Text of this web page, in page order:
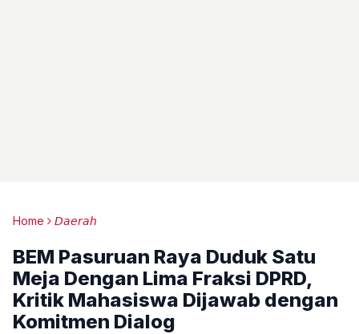
Home 𝘋𝘢𝘦𝘳𝘢𝘩
BEM Pasuruan Raya Duduk Satu
Meja Dengan Lima Fraksi DPRD,
Kritik Mahasiswa Dijawab dengan
Komitmen Dialog